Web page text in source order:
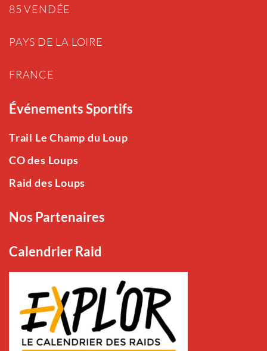
85 VENDÉE
PAYS DE LA LOIRE
FRANCE
Événements Sportifs
Trail Le Champ du Loup
CO des Loups
Raid des Loups
Nos Partenaires
Calendrier Raid